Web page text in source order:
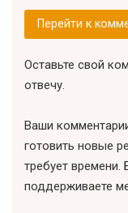
Перейти к
Оставьте свой
отвечу.
Ваши
готовить новые
требует времени.
поддерживаете